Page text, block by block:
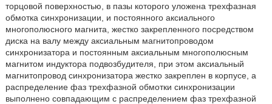
торцовой поверхностью, в пазы которого уложена трехфазная
обмотка синхронизации, и постоянного аксиального
многополюсного магнита, жестко закрепленного посредством
диска на валу между аксиальным магнитопроводом
синхронизатора и постоянным аксиальным многополюсным
магнитом индуктора подвозбудителя, при этом аксиальный
магнитопровод синхронизатора жестко закреплен в корпусе, а
распределение фаз трехфазной обмотки синхронизации
выполнено совпадающим с распределением фаз трехфазной